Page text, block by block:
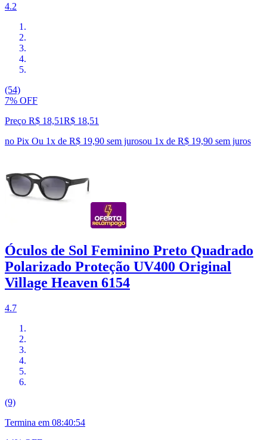
4.2
(54)
7% OFF
Preço R$ 18,51R$ 18,51
no Pix Ou 1x de R$ 19,90 sem jurosou 1x de R$ 19,90 sem juros
Óculos de Sol Feminino Preto Quadrado
Polarizado Proteção UV400 Original
Village Heaven 6154
4.7
(9)
Termina em 08:40:53